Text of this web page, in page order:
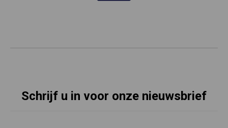
Schrijf u in voor onze nieuwsbrief